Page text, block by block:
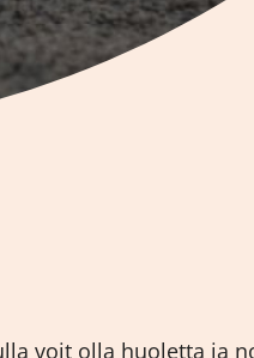
voit olla huoletta ja